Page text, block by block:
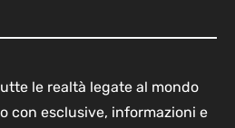
le realtà legate al mondo
con esclusive, informazioni e